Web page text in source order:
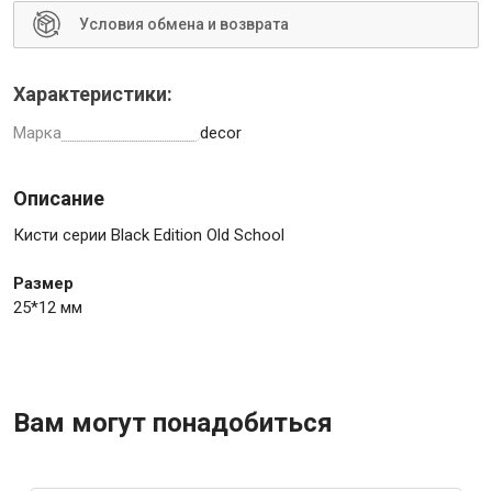
Условия обмена и возврата
Характеристики:
Марка decor
Описание
Кисти серии Black Edition Old School
Размер
25*12 мм
Вам могут понадобиться
Малярный инструмент
Пистолеты для ремонта
Инструмент для штукатурно-отделочных работ
Крепежи